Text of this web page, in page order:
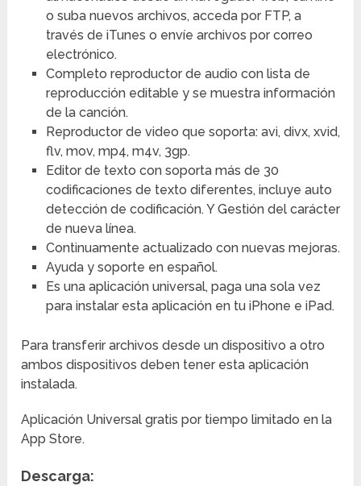
o suba nuevos archivos, acceda por FTP, a
través de iTunes o envíe archivos por correo
electrónico.
Completo reproductor de audio con lista de
reproducción editable y se muestra información
de la canción.
Reproductor de video que soporta: avi, divx, xvid,
flv, mov, mp4, m4v, 3gp.
Editor de texto con soporta más de 30
codificaciones de texto diferentes, incluye auto
detección de codificación. Y Gestión del carácter
de nueva línea.
Continuamente actualizado con nuevas mejoras.
Ayuda y soporte en español.
Es una aplicación universal, paga una sola vez
para instalar esta aplicación en tu iPhone e iPad.
Para transferir archivos desde un dispositivo a otro
ambos dispositivos deben tener esta aplicación
instalada.
Aplicación Universal gratis por tiempo limitado en la
App Store.
Descarga: